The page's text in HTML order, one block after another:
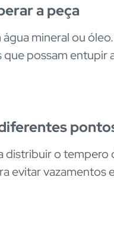
a peça
mineral ou
possam entupir
distribuir o tempero
evitar vazamentos